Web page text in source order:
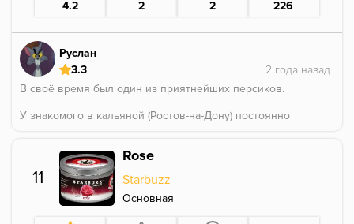
4.2 2 2 226
Руслан
3.3
В своё время был один из приятнейших персиков.
У знакомого в кальяной (Ростов-на-Дону) постоянно
11
Rose
Starbuzz
Основная